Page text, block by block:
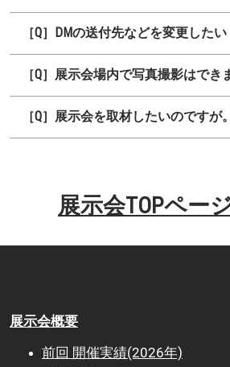
［Q］DMの送付先などを変更したい
［Q］展示会場内で写真撮影はでき
［Q］展示会を取材したいのですが。
展示会TOPペー
展示会概要
前回 開催実績(2026年)